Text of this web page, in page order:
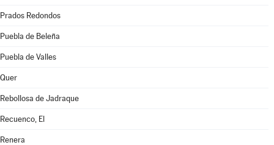
Prados Redondos
Puebla de Beleña
Puebla de Valles
Quer
Rebollosa de Jadraque
Recuenco, El
Renera